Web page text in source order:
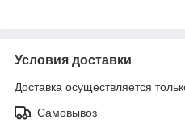
Условия доставки
Доставка осуществляется
Самовывоз